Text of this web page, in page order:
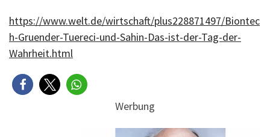
https://www.welt.de/wirtschaft/plus228871497/Biontec
h-Gruender-Tuereci-und-Sahin-Das-ist-der-Tag-der-
Wahrheit.html
Werbung